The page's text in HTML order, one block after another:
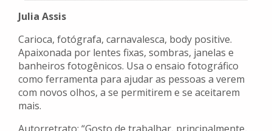
Julia Assis
Carioca, fotógrafa, carnavalesca, body positive.
Apaixonada por lentes fixas, sombras, janelas e
banheiros fotogênicos. Usa o ensaio fotográfico
como ferramenta para ajudar as pessoas a verem
com novos olhos, a se permitirem e se aceitarem
mais.